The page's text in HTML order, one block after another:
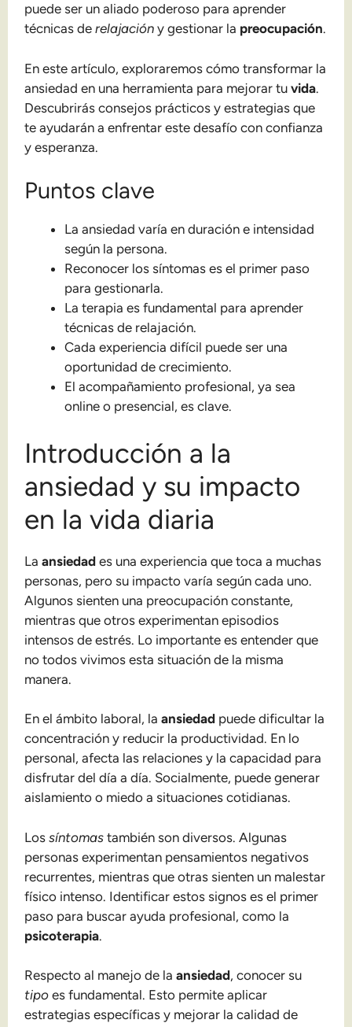
puede ser un aliado poderoso para aprender
técnicas derelajación y gestionar la preocupación.
En este artículo, exploraremos cómo transformar la
ansiedad en una herramienta para mejorar tuvida.
Descubrirás consejos prácticos y estrategias que
te ayudarán a enfrentar este desafío con confianza
y esperanza.
Puntos clave
La ansiedad varía en duración e intensidad
según la persona.
Reconocer los síntomas es el primer paso
para gestionarla.
La terapia es fundamental para aprender
técnicas de relajación.
Cada experiencia difícil puede ser una
oportunidad de crecimiento.
El acompañamiento profesional, ya sea
online o presencial, es clave.
Introducción a la
ansiedad y su impacto
en la vida diaria
Laansiedad es una experiencia que toca a muchas
personas, pero su impacto varía según cada uno.
Algunos sienten una preocupación constante,
mientras que otros experimentan episodios
intensos de estrés. Lo importante es entender que
no todos vivimos esta situación de la misma
manera.
En el ámbito laboral, laansiedad puede dificultar la
concentración y reducir la productividad. En lo
personal, afecta las relaciones y la capacidad para
disfrutar del día a día. Socialmente, puede generar
aislamiento o miedo a situaciones cotidianas.
Lossíntomas también son diversos. Algunas
personas experimentan pensamientos negativos
recurrentes, mientras que otras sienten un malestar
físico intenso. Identificar estos signos es el primer
paso para buscar ayuda profesional, como la
psicoterapia.
Respecto al manejo de laansiedad, conocer su
tipo es fundamental. Esto permite aplicar
estrategias específicas y mejorar la calidad de